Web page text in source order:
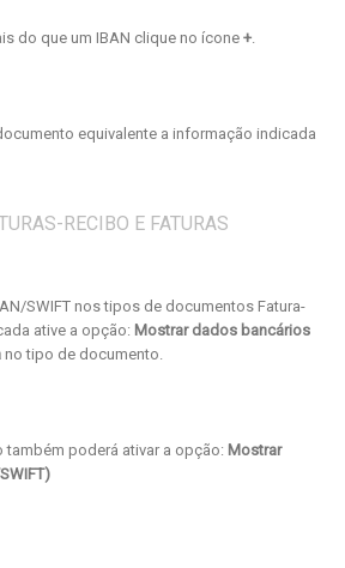
do que um IBAN clique no ícone +.
equivalente a informação indicada
RECIBO E FATURAS
SWIFT nos tipos de documentos Fatura-
ative a opção: Mostrar dados bancários
no tipo de documento.
poderá ativar a opção: Mostrar